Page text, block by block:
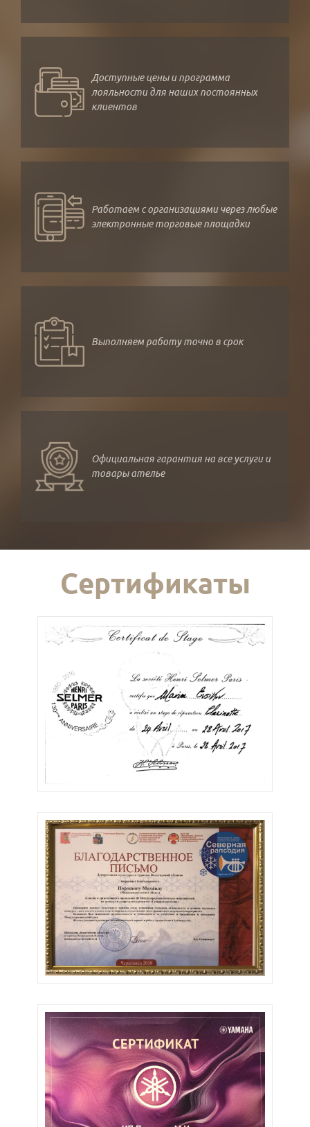
Доступные цены и программа
лояльности для наших постоянных
клиентов
Работаем с организациями через любые
электронные торговые площадки
Выполняем работу точно в срок
Официальная гарантия на все услуги и
товары ателье
Сертификаты